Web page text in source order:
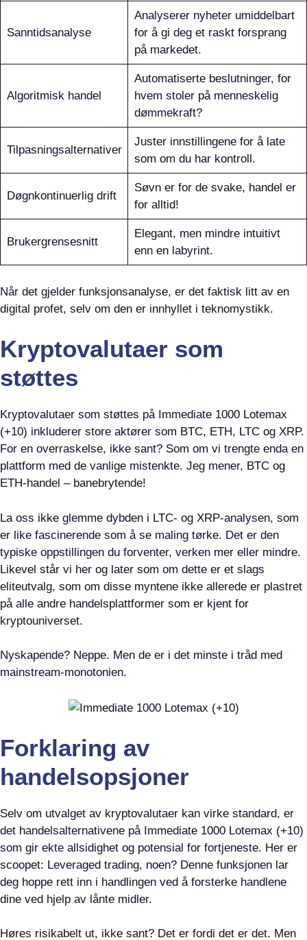
Sanntidsanalyse
Analyserer nyheter umiddelbart
for å gi deg et raskt forsprang
på markedet.
Algoritmisk handel
Automatiserte beslutninger, for
hvem stoler på menneskelig
dømmekraft?
Tilpasningsalternativer
Juster innstillingene for å late
som om du har kontroll.
Døgnkontinuerlig drift
Søvn er for de svake, handel er
for alltid!
Brukergrensesnitt
Elegant, men mindre intuitivt
enn en labyrint.
Når det gjelder funksjonsanalyse, er det faktisk litt av en
digital profet, selv om den er innhyllet i teknomystikk.
Kryptovalutaer som
støttes
Kryptovalutaer som støttes på Immediate 1000 Lotemax
(+10) inkluderer store aktører som BTC, ETH, LTC og XRP.
For en overraskelse, ikke sant? Som om vi trengte enda en
plattform med de vanlige mistenkte. Jeg mener, BTC og
ETH-handel – banebrytende!
La oss ikke glemme dybden i LTC- og XRP-analysen, som
er like fascinerende som å se maling tørke. Det er den
typiske oppstillingen du forventer, verken mer eller mindre.
Likevel står vi her og later som om dette er et slags
eliteutvalg, som om disse myntene ikke allerede er plastret
på alle andre handelsplattformer som er kjent for
kryptouniverset.
Nyskapende? Neppe. Men de er i det minste i tråd med
mainstream-monotonien.
Forklaring av
handelsopsjoner
Selv om utvalget av kryptovalutaer kan virke standard, er
det handelsalternativene på Immediate 1000 Lotemax (+10)
som gir ekte allsidighet og potensial for fortjeneste. Her er
scoopet: Leveraged trading, noen? Denne funksjonen lar
deg hoppe rett inn i handlingen ved å forsterke handlene
dine ved hjelp av lånte midler.
Høres risikabelt ut, ikke sant? Det er fordi det er det. Men